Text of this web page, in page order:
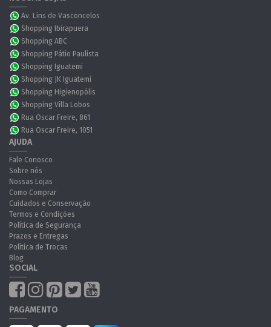
Av. Lins de Vasconcelos
Shopping Ibirapuera
Shopping ABC
Shopping Pátio Paulista
Shopping Iguatemi
Shopping JK Iguatemi
Shopping Higienopólis
Shopping Villa Lobos
Rua Oscar Freire, 861
Rua Oscar Freire, 1051
AJUDA
Fale Conosco
Sobre nós
Nossas Lojas
Como Comprar
Cuidados e Conservação
Termos e Condições
Política de Segurança
Prazos e Entregas
Política de Trocas
Blog
SOCIAL
PAGAMENTO